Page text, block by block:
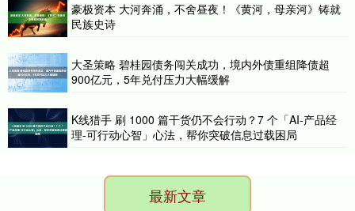
豪极资本 大河奔涌，不舍昼夜！《黄河，母亲河》铸就
民族史诗
大圣策略 碧桂园债务闯关成功，境内外债重组降债超
900亿元，5年兑付压力大幅缓解
K线猎手 刷 1000 篇干货仍不会行动？7 个「AI-产品经
理-可行动心智」心法，帮你突破信息过载困局
最新文章